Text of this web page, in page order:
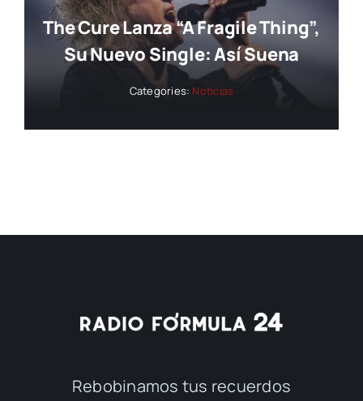
The Cure Lanza “A Fragile Thing”,
Su Nuevo Single: Así Suena
Categories: Noticias
Rebobinamos tus recuerdos